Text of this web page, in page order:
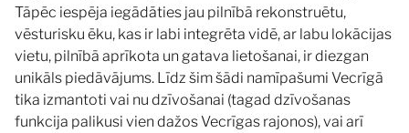
Tāpēc iespēja iegādāties jau pilnībā rekonstruētu,
vēsturisku ēku, kas ir labi integrēta vidē, ar labu lokācijas
vietu, pilnībā aprīkota un gatava lietošanai, ir diezgan
unikāls piedāvājums. Līdz šim šādi namīpašumi Vecrīgā
tika izmantoti vai nu dzīvošanai (tagad dzīvošanas
funkcija palikusi vien dažos Vecrīgas rajonos), vai arī